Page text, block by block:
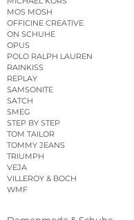
MOS MOSH
OFFICINE CREATIVE
ON SCHUHE
OPUS
POLO RALPH LAUREN
RAINKISS
REPLAY
SAMSONITE
SATCH
SMEG
STEP BY STEP
TOM TAILOR
TOMMY JEANS
TRIUMPH
VEJA
VILLEROY & BOCH
WMF